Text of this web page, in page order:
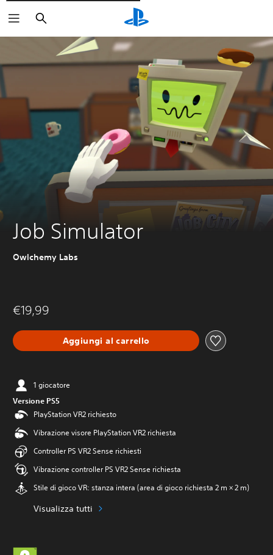
Cerca
Job Simulator
Owlchemy Labs
€19,99
Aggiungi al carrello
1 giocatore
Versione PS5
PlayStation VR2 richiesto
Vibrazione visore PlayStation VR2 richiesta
Controller PS VR2 Sense richiesti
Vibrazione controller PS VR2 Sense richiesta
Stile di gioco VR: stanza intera (area di gioco richiesta 2 m × 2 m)
Visualizza tutti